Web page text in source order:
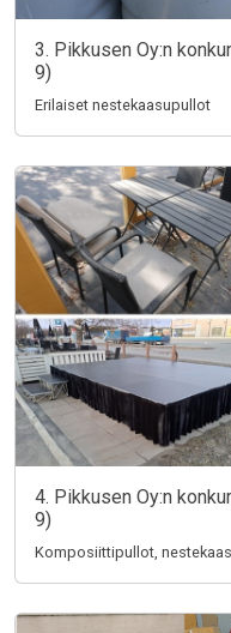
3. Pikkusen Oy:n
9)
Erilaiset nestekaasupullot
4. Pikkusen Oy:n
9)
Komposiittipullot,